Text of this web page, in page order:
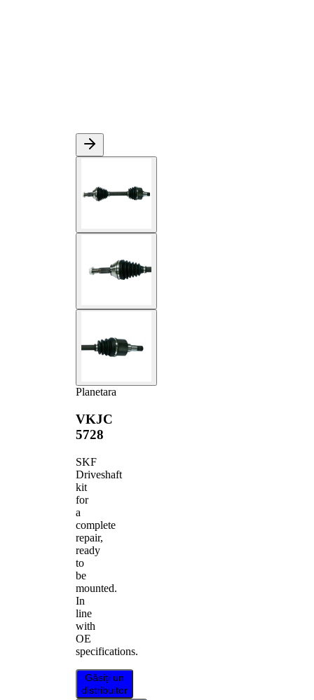
Planetara
VKJC
5728
SKF
Driveshaft
kit
for
a
complete
repair,
ready
to
be
mounted.
In
line
with
OE
specifications.
Găsiți un
distribuitor